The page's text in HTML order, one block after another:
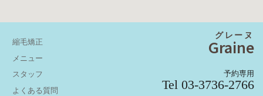
縮毛矯正
メニュー
スタッフ
よくある質問
グレーヌ
Graine
予約専用
Tel 03-3736-2766